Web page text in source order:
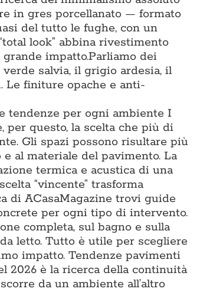
in gres porcellanato — formato
del tutto le fughe, con un
look” abbina rivestimento
impatto.Parliamo dei
salvia, il grigio ardesia, il
Le finiture opache e anti-
tendenze per ogni ambiente I
questo, la scelta che più di
Gli spazi possono risultare più
al materiale del pavimento. La
termica e acustica di una
“vincente” trasforma
di ACasaMagazine trovi guide
per ogni tipo di intervento.
completa, sul bagno e sulla
letto. Tutto è utile per scegliere
impatto. Tendenze pavimenti
2026 è la ricerca della continuità
da un ambiente all’altro